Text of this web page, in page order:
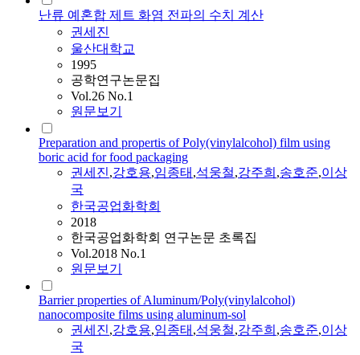
난류 예혼합 제트 화염 전파의 수치 계산
권세진
울산대학교
1995
공학연구논문집
Vol.26 No.1
원문보기
Preparation and propertis of Poly(vinylalcohol) film using
boric acid for food packaging
권세진,강호용,임종태 ,석웅철,강주희 ,송호준,이상
국
한국공업화학회
2018
한국공업화학회 연구논문 초록집
Vol.2018 No.1
원문보기
Barrier properties of Aluminum/Poly(vinylalcohol)
nanocomposite films using aluminum-sol
권세진,강호용,임종태 ,석웅철,강주희 ,송호준,이상
국